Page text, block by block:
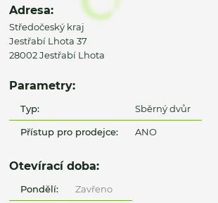
Adresa:
Středočeský kraj
Jestřabí Lhota 37
28002 Jestřabí Lhota
Parametry:
Typ: Sběrný dvůr
Přístup pro prodejce: ANO
Otevírací doba:
Pondělí: Zavřeno